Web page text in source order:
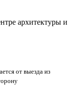
архитектуры и
от выезда из